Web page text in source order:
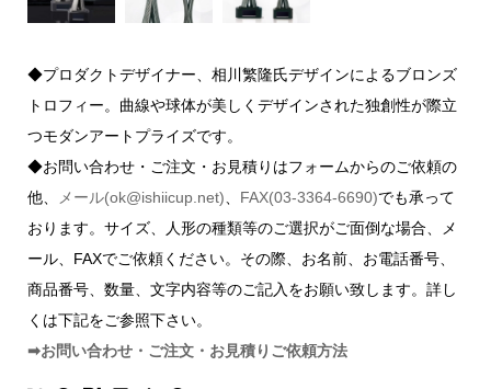
◆プロダクトデザイナー、相川繁隆氏デザインによるブロンズ
トロフィー。曲線や球体が美しくデザインされた独創性が際立
つモダンアートプライズです。
◆お問い合わせ・ご注文・お見積りはフォームからのご依頼の
他、
メール(ok@ishiicup.net) FAX(03-3364-6690)でも承って
おります。サイズ、人形の種類等のご選択がご面倒な場合、メ
ール、FAXでご依頼ください。その際、お名前、お電話番号、
商品番号、数量、文字内容等のご記入をお願い致します。詳し
くは下記をご参照下さい。
➡お問い合わせ・ご注文・お見積りご依頼方法